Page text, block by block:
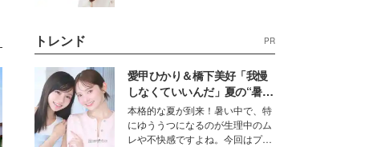
トレンド PR
愛甲ひかり＆橋下美好「我慢
しなくていいんだ」夏の“暑さ
対策”の新しい選択肢とは？
本格的な夏が到来！暑い中で、特
にゆううつになるのが生理中のム
レや不快感ですよね。今回はプラ